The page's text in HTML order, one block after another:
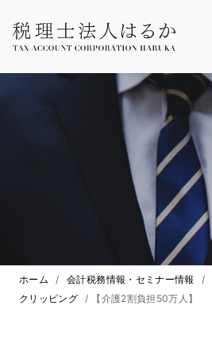
ホーム / 会計税務情報・セミナー情報 /
クリッピング / 【介護2割負担50万人】